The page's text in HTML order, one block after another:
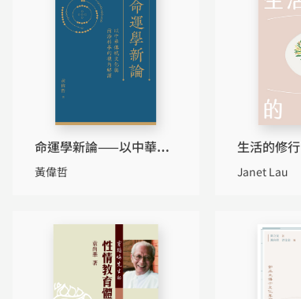
命運學新論——以中華傳
統文化與前沿科學的視角
黃偉哲
生活的修行
Janet Lau